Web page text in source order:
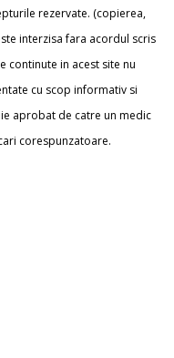
rezervate. (copierea,
interzisa fara acordul scris
continute in acest site nu
cu scop informativ si
aprobat de catre un medic
corespunzatoare.